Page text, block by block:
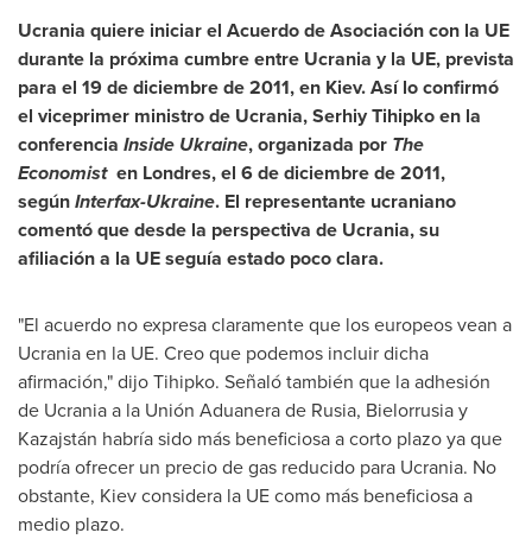
Ucrania quiere iniciar el Acuerdo de Asociación con la UE
durante la próxima cumbre entre Ucrania y la UE, prevista
para el 19 de diciembre de 2011, en Kiev. Así lo confirmó
el viceprimer ministro de Ucrania, Serhiy Tihipko en la
conferencia Inside Ukraine, organizada por The
Economist en Londres, el 6 de diciembre de 2011,
segúnInterfax-Ukraine. El representante ucraniano
comentó que desde la perspectiva de Ucrania, su
afiliación a la UE seguía estado poco clara.
"El acuerdo no expresa claramente que los europeos vean a
Ucrania en la UE. Creo que podemos incluir dicha
afirmación," dijo Tihipko. Señaló también que la adhesión
de Ucrania a la Unión Aduanera de Rusia, Bielorrusia y
Kazajstán habría sido más beneficiosa a corto plazo ya que
podría ofrecer un precio de gas reducido para Ucrania. No
obstante, Kievconsidera la UE como más beneficiosa a
medio plazo.